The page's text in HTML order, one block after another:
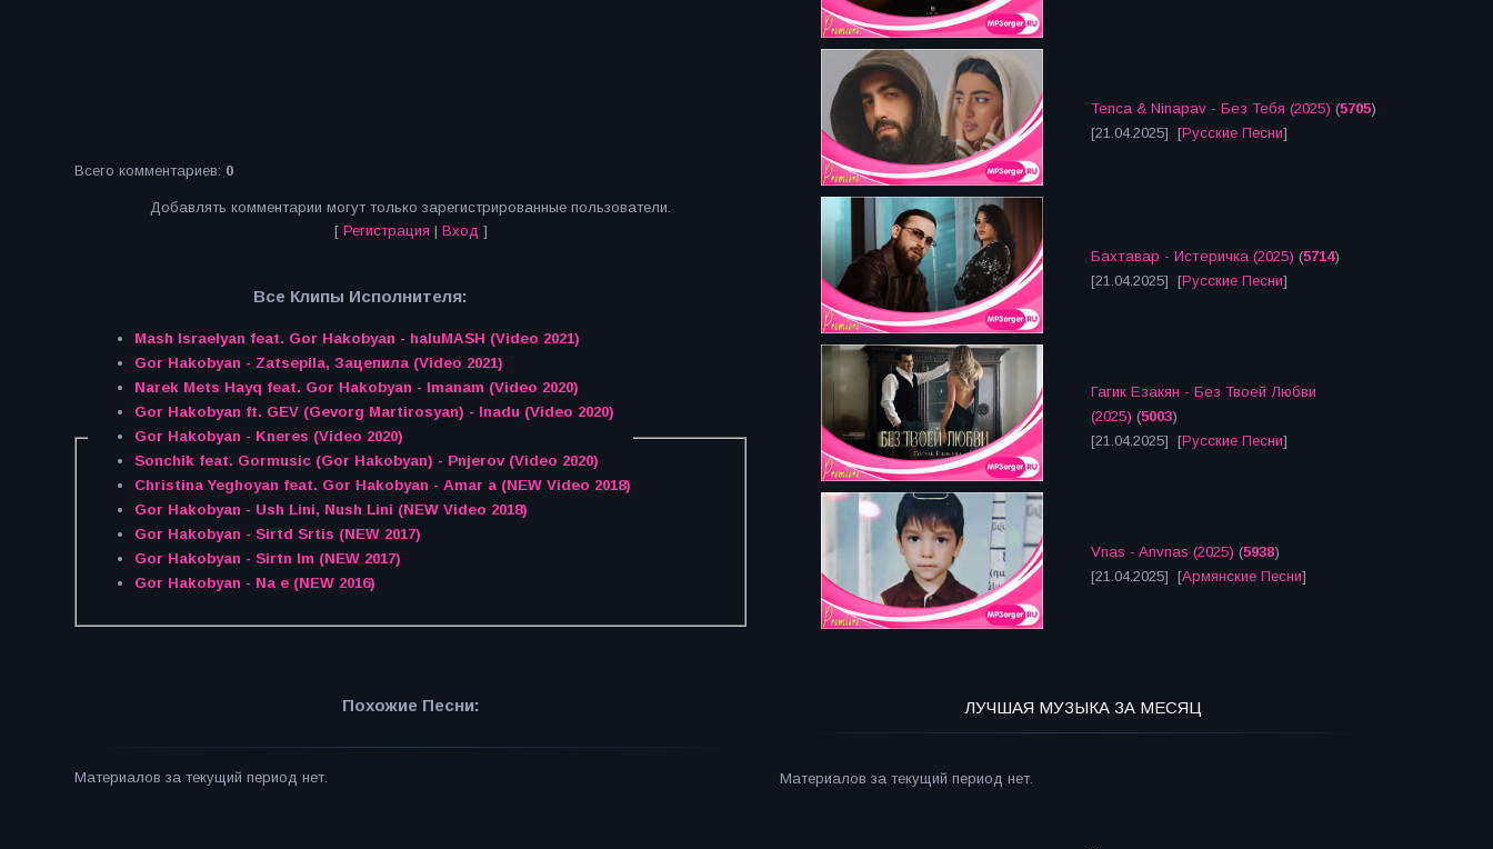
Всего комментариев: 0
Добавлять комментарии могут только зарегистрированные пользователи.
[ Регистрация | Вход ]
Все Клипы Исполнителя:
Mash Israelyan feat. Gor Hakobyan - haluMASH (Video 2021)
Gor Hakobyan - Zatsepila, Зацепила (Video 2021)
Narek Mets Hayq feat. Gor Hakobyan - Imanam (Video 2020)
Gor Hakobyan ft. GEV (Gevorg Martirosyan) - Inadu (Video 2020)
Gor Hakobyan - Kneres (Video 2020)
Sonchik feat. Gormusic (Gor Hakobyan) - Pnjerov (Video 2020)
Christina Yeghoyan feat. Gor Hakobyan - Amar a (NEW Video 2018)
Gor Hakobyan - Ush Lini, Nush Lini (NEW Video 2018)
Gor Hakobyan - Sirtd Srtis (NEW 2017)
Gor Hakobyan - Sirtn Im (NEW 2017)
Gor Hakobyan - Na e (NEW 2016)
Похожие Песни:
Материалов за текущий период нет.
Tenca & Ninapav - Без Тебя (2025) (5705)
[21.04.2025] [Русские Песни]
Бахтавар - Истеричка (2025) (5714)
[21.04.2025] [Русские Песни]
Гагик Езакян - Без Твоей Любви
(2025) (5003)
[21.04.2025] [Русские Песни]
Vnas - Anvnas (2025) (5938)
[21.04.2025] [Армянские Песни]
ЛУЧШАЯ МУЗЫКА ЗА МЕСЯЦ
Материалов за текущий период нет.